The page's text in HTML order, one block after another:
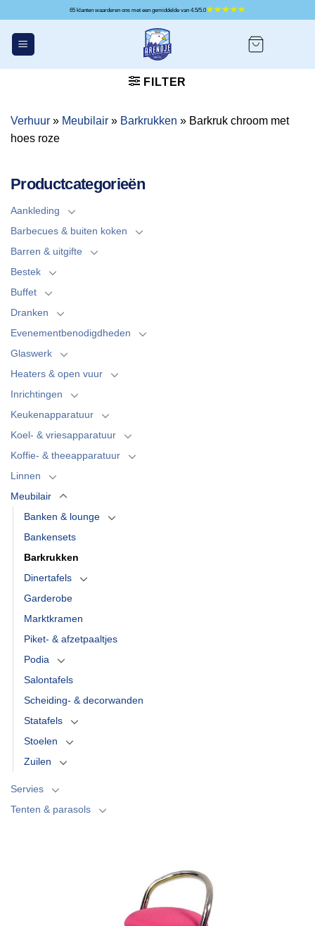
inhoud
65 klanten waarderen ons met een gemiddelde van 4.5/5.0
FILTER
Verhuur » Meubilair » Barkrukken » Barkruk chroom met
hoes roze
Productcategorieën
Aankleding
Barbecues & buiten koken
Barren & uitgifte
Bestek
Buffet
Dranken
Evenementbenodigdheden
Glaswerk
Heaters & open vuur
Inrichtingen
Keukenapparatuur
Koel- & vriesapparatuur
Koffie- & theeapparatuur
Linnen
Meubilair
Banken & lounge
Bankensets
Barkrukken
Dinertafels
Garderobe
Marktkramen
Piket- & afzetpaaltjes
Podia
Salontafels
Scheiding- & decorwanden
Statafels
Stoelen
Zuilen
Servies
Tenten & parasols